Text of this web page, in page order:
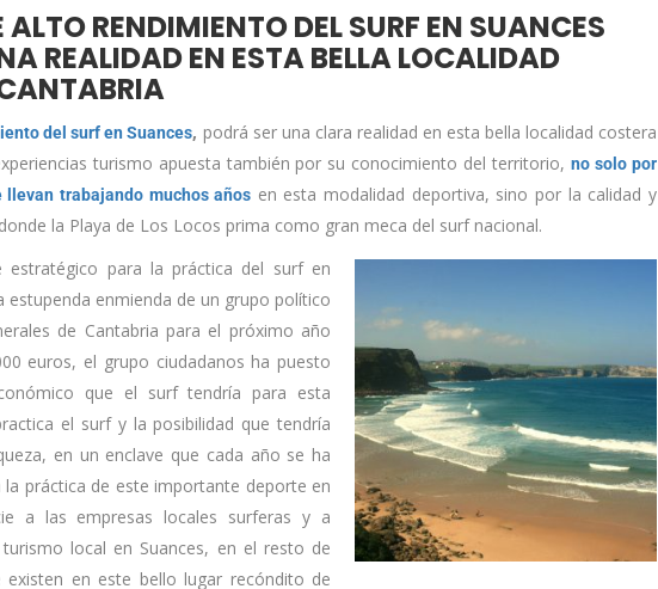
ALTO RENDIMIENTO DEL SURF EN SUANCES
REALIDAD EN ESTA BELLA LOCALIDAD
del surf en Suances, podrá ser una clara realidad en esta bella localidad costera
turismo apuesta también por su conocimiento del territorio,no solo por
llevan trabajando muchos años en esta modalidad deportiva, sino por la calidad y
la Playa de Los Locos prima como gran meca del surf nacional.
estratégico para la práctica del surf en
estupenda enmienda de un grupo político
de Cantabria para el próximo año
euros, el grupo ciudadanos ha puesto
que el surf tendría para esta
el surf y la posibilidad que tendría
en un enclave que cada año se ha
práctica de este importante deporte en
a las empresas locales surferas y a
local en Suances, en el resto de
existen en este bello lugar recóndito de